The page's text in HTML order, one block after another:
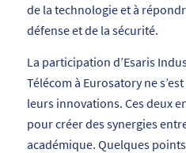
de la technologie et à
défense et de la sécurité.
La participation d’Esaris
Télécom à Eurosatory ne
leurs innovations. Ces deux
pour créer des synergies
académique. Quelques